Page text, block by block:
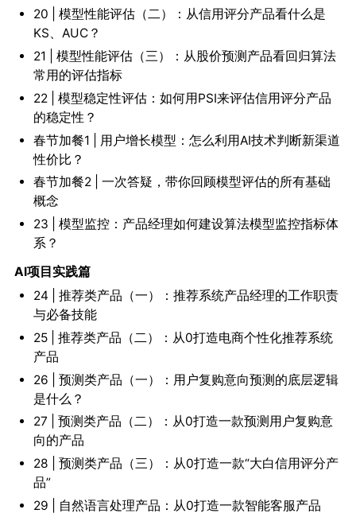
20 | 模型性能评估（二）：从信用评分产品看什么是
KS、AUC？
21 | 模型性能评估（三）：从股价预测产品看回归算法
常用的评估指标
22 | 模型稳定性评估：如何用PSI来评估信用评分产品
的稳定性？
春节加餐1 | 用户增长模型：怎么利用AI技术判断新渠道
性价比？
春节加餐2 | 一次答疑，带你回顾模型评估的所有基础
概念
23 | 模型监控：产品经理如何建设算法模型监控指标体
系？
AI项目实践篇
24 | 推荐类产品（一）：推荐系统产品经理的工作职责
与必备技能
25 | 推荐类产品（二）：从0打造电商个性化推荐系统
产品
26 | 预测类产品（一）：用户复购意向预测的底层逻辑
是什么？
27 | 预测类产品（二）：从0打造一款预测用户复购意
向的产品
28 | 预测类产品（三）：从0打造一款“大白信用评分产
品”
29 | 自然语言处理产品：从0打造一款智能客服产品